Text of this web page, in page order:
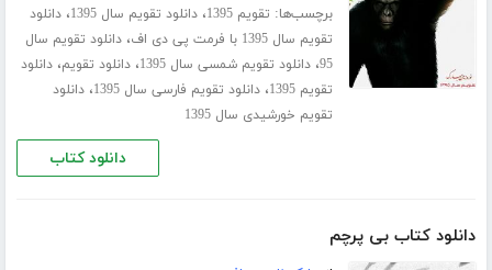
برچسب‌ها: تقویم 1395 ،دانلود تقویم سال 1395 ،دانلود
تقویم سال 1395 با فرمت پی دی اف
،دانلود تقویم سال
95،دانلود تقویم شمسی سال 1395 ،دانلود تقویم،دانلود
تقویم 1395
،دانلود تقویم فارسی سال 1395 ،دانلود
تقویم خورشیدی سال 1395
دانلود کتاب
دانلود کتاب بی پرچم